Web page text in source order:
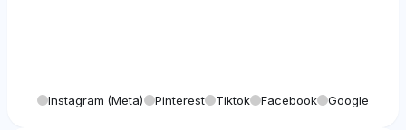
Instagram (meta) Pinterest Tiktok Facebook Google